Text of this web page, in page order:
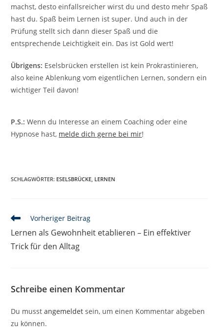
machst, desto einfallsreicher wirst du und desto mehr Spaß
hast du. Spaß beim Lernen ist super. Und auch in der
Prüfung stellt sich dann dieser Spaß und die
entsprechende Leichtigkeit ein. Das ist Gold wert!
Übrigens: Eselsbrücken erstellen ist kein Prokrastinieren,
also keine Ablenkung vom eigentlichen Lernen, sondern ein
wichtiger Teil davon!
P.S.: Wenn du Interesse an einem Coaching oder eine
Hypnose hast, melde dich gerne bei mir!
SCHLAGWÖRTER: ESELSBRÜCKE, LERNEN
Weitere
ansehen
Vorheriger Beitrag
Lernen als Gewohnheit etablieren – Ein effektiver
Trick für den Alltag
Schreibe einen Kommentar
Du musstangemeldet sein, um einen Kommentar abgeben
zu können.